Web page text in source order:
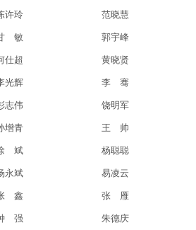
许玲 范晓慧
敏 郭宇峰
仕超 黄晓贤
光辉 李 骞
志伟 饶明军
增青 王 帅
斌 杨聪聪
永斌 易凌云
鑫 张 雁
强 朱德庆